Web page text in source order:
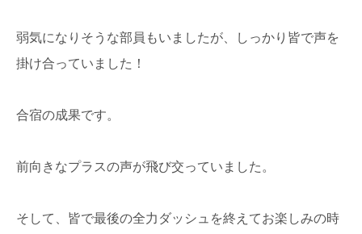
弱気になりそうな部員もいましたが、しっかり皆で声を
掛け合っていました！
合宿の成果です。
前向きなプラスの声が飛び交っていました。
そして、皆で最後の全力ダッシュを終えてお楽しみの時